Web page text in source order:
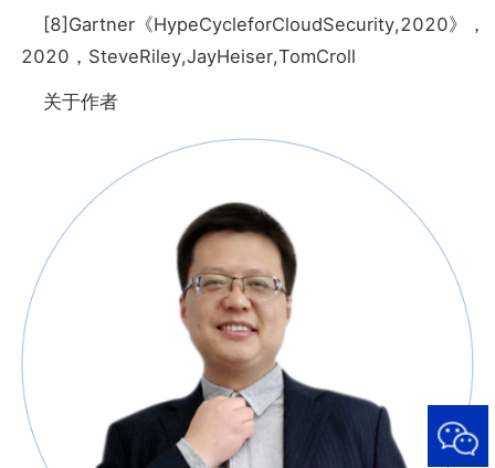
[8]Gartner《HypeCycleforCloudSecurity,2020》，
2020，SteveRiley,JayHeiser,TomCroll
关于作者